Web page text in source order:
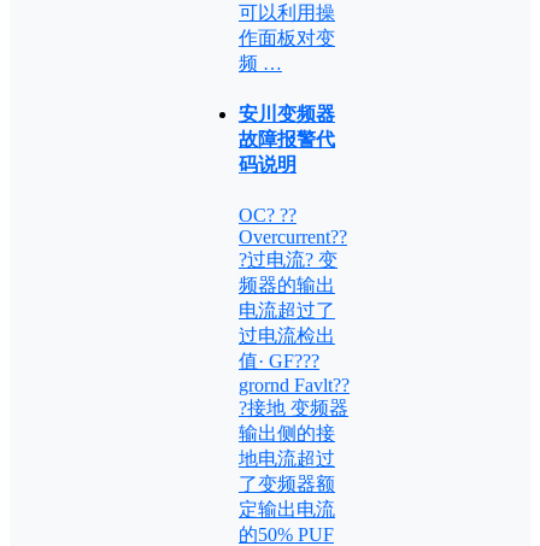
可以利用操
作面板对变
频 …
安川变频器
故障报警代
码说明
OC? ??
Overcurrent??
?过电流? 变
频器的输出
电流超过了
过电流检出
值· GF???
grornd Favlt??
?接地 变频器
输出侧的接
地电流超过
了变频器额
定输出电流
的50% PUF